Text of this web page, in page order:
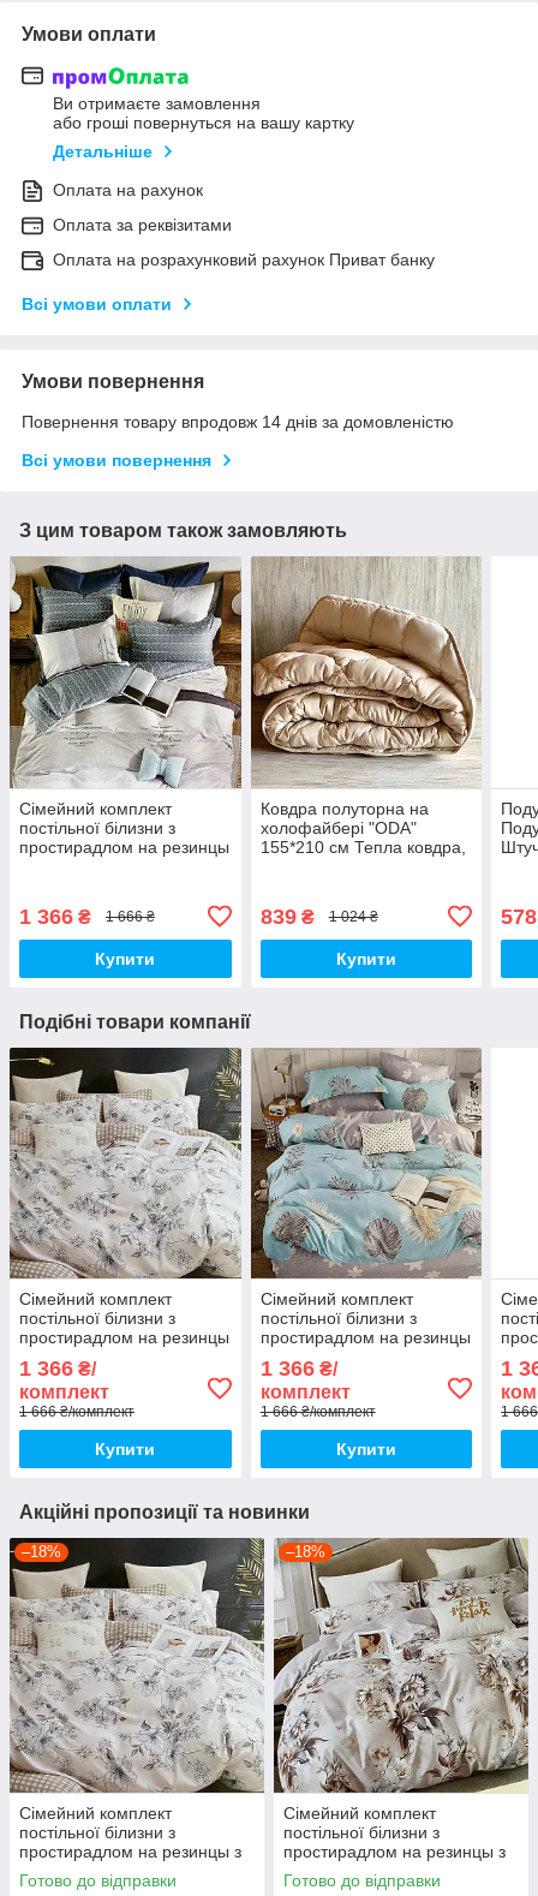
Умови оплати
Ви отримаєте замовлення
або гроші повернуться на вашу картку
Детальніше
Оплата на рахунок
Оплата за реквізитами
Оплата на розрахунковий рахунок Приват банку
Всі умови оплати
Умови повернення
Повернення товару впродовж 14 днів за домовленістю
Всі умови повернення
З цим товаром також замовляють
Сімейний комплект
постільної білизни з
простирадлом на резинцы
1 366 ₴ 1 666 ₴
Купити
Ковдра полуторна на
холофайбері "ODA"
155*210 см Тепла ковдра,
839₴ 1 024 ₴
Купити
578
Подібні товари компанії
Сімейний комплект
постільної білизни з
простирадлом на резинцы
з фланелі, дві підковдри
1 366 ₴/
комплект
1 666 ₴/комплект
Купити
Сімейний комплект
постільної білизни з
простирадлом на резинцы
з фланелі, дві підковдри
1 366₴/
комплект
1 666 ₴/комплект
Купити
з
1
1
Акційні пропозиції та новинки
–18%
Сімейний комплект
постільної білизни з
простирадлом на резинцы з
фланелі, дві підковдри
Готово до відправки
–18%
Сімейний комплект
постільної білизни з
простирадлом на резинцы з
фланелі з двома підковдрами
Готово до відправки